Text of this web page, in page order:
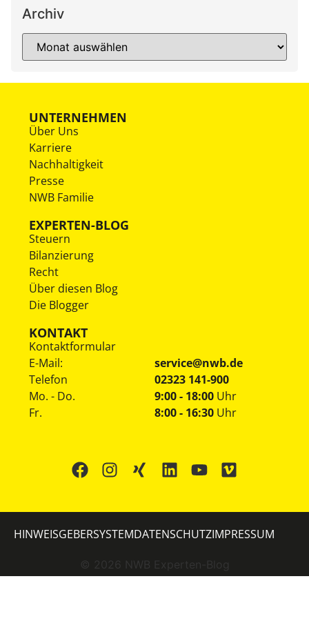
Archiv
UNTERNEHMEN
Über Uns
Karriere
Nachhaltigkeit
Presse
NWB Familie
EXPERTEN-BLOG
Steuern
Bilanzierung
Recht
Über diesen Blog
Die Blogger
KONTAKT
Kontaktformular
E-Mail:
service@nwb.de
Telefon
02323 141-900
Mo. - Do.
Fr.
9:00 - 18:00 Uhr
8:00 - 16:30 Uhr
© 2026 NWB Experten-Blog
HINWEISGEBERSYSTEMDATENSCHUTZIMPRESSUM